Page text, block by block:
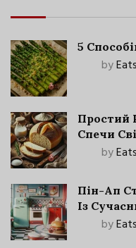
5
by
Простий
Спечи
by
Пін-Ап
Із
by